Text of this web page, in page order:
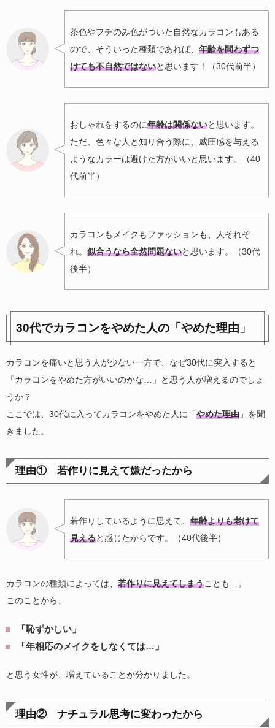
茶色やフチのみ色がついた自然なカラコンもある
ので、そういった種類であれば、 年齢を問わずつ
けても不自然ではないと思います！（30代前半）
おしゃれをするのに年齢は関係ないと思います。
ただ、色々な人と知り合う際に、威圧感を与える
ようなカラーは避けた方がいいと思います。（40
代前半）
カラコンもメイクもファッションも、人それぞ
れ。 似合うなら全然問題ないと思います。（30代
後半）
30代でカラコンをやめた人の「やめた理由」
カラコンを痛いと思う人が少ない一方で、なぜ30代に突入すると
「カラコンをやめた方がいいのかな…」と思う人が増えるのでしょ
うか？
ここでは、30代に入ってカラコンをやめた人に「やめた理由 」を聞
きました。
理由① 若作りに見えて嫌だったから
若作りしているように思えて、 年齢よりも老けて
見えると感じたからです。（40代後半）
カラコンの種類によっては、 若作りに見えてしまうことも…。
このことから、
「恥ずかしい」
「年相応のメイクをしなくては…」
と思う女性が、増えていることが分かりました。
理由② ナチュラル思考に変わったから